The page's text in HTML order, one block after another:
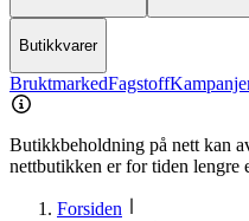
Butikkvarer
BruktmarkedFagstoff
Butikkbeholdning på nett kan
nettbutikken er for tiden lengre
Forsiden